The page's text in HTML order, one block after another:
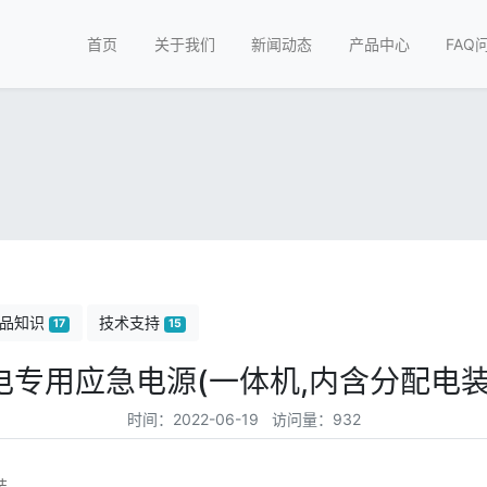
首页 关于我们 新闻动态 产品中心 FAQ
知识 17 技术支持 15
专用应急电源(一体机,内含分配电
时间：2022-06-19 访问量：932